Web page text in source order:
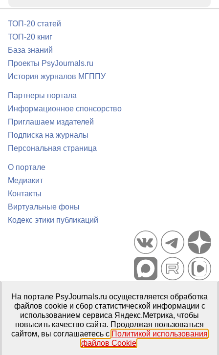
ТОП-20 статей
ТОП-20 книг
База знаний
Проекты PsyJournals.ru
История журналов МГППУ
Партнеры портала
Информационное спонсорство
Приглашаем издателей
Подписка на журналы
Персональная страница
О портале
Медиакит
Контакты
Виртуальные фоны
Кодекс этики публикаций
Портал психологических изданий PsyJournals.ru, 2007–2026
Правила использования материалов
Свидетельство регистрации СМИЭл № ФС77-66447 от 14 июля
2016 г.
Издатель: ФГБОУ ВО МГППУ
На портале PsyJournals.ru осуществляется обработка
файлов cookie и сбор статистической информации с
использованием сервиса Яндекс.Метрика, чтобы
повысить качество сайта. Продолжая пользоваться
сайтом, вы соглашаетесь с Политикой использования
файлов Cookie.